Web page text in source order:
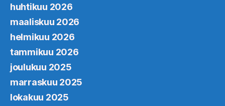
huhtikuu 2026
maaliskuu 2026
helmikuu 2026
tammikuu 2026
joulukuu 2025
marraskuu 2025
lokakuu 2025